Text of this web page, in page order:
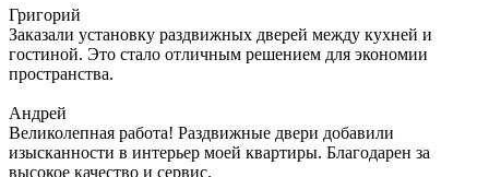
Григорий
Заказали установку раздвижных дверей между кухней и
гостиной. Это стало отличным решением для экономии
пространства.
Андрей
Великолепная работа! Раздвижные двери добавили
изысканности в интерьер моей квартиры. Благодарен за
высокое качество и сервис.